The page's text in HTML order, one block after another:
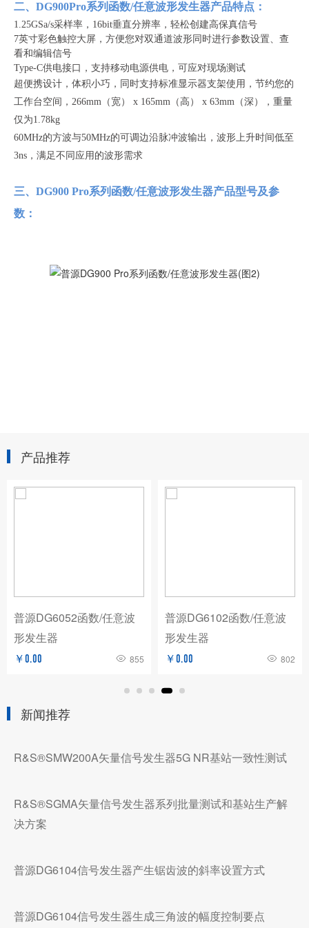
二、DG900Pro系列函数/任意波形发生器产品特点：
1.25GSa/s采样率，16bit垂直分辨率，轻松创建高保真信号
7英寸彩色触控大屏，方便您对双通道波形同时进行参数设置、查
看和编辑信号
Type-C供电接口，支持移动电源供电，可应对现场测试
超便携设计，体积小巧，同时支持标准显示器支架使用，节约您的
工作台空间，266mm（宽） x 165mm（高） x 63mm（深），重量
仅为1.78kg
60MHz的方波与50MHz的可调边沿脉冲波输出，波形上升时间低至
3ns，满足不同应用的波形需求
三、 DG900 Pro系列 函数/任意波形发生器产品型号及参
数：
产品推荐
普源DG6052函数/任意波
形发生器
￥0.00 855
普源DG6102函数/任意波
形发生器
￥0.00 802
新闻推荐
R&S®SMW200A矢量信号发生器5G NR基站一致性测试
R&S®SGMA矢量信号发生器系列批量测试和基站生产解
决方案
普源DG6104信号发生器产生锯齿波的斜率设置方式
普源DG6104信号发生器生成三角波的幅度控制要点